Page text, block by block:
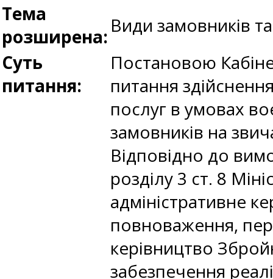
Тема
розширена: Види замовників
Суть
питання:
Постановою
питання
послуг в умовах
замовників на
Відповідно до
розділу 3 ст. 8
адміністративне
повноваження,
керівництво
забезпечення